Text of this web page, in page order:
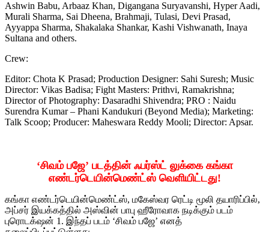
Ashwin Babu, Arbaaz Khan, Digangana Suryavanshi, Hyper Aadi,
Murali Sharma, Sai Dheena, Brahmaji, Tulasi, Devi Prasad,
Ayyappa Sharma, Shakalaka Shankar, Kashi Vishwanath, Inaya
Sultana and others.
Crew:
Editor: Chota K Prasad; Production Designer: Sahi Suresh; Music
Director: Vikas Badisa; Fight Masters: Prithvi, Ramakrishna;
Director of Photography: Dasaradhi Shivendra; PRO : Naidu
Surendra Kumar – Phani Kandukuri (Beyond Media); Marketing:
Talk Scoop; Producer: Maheswara Reddy Mooli; Director: Apsar.
‘சிவம் பஜே’ படத்தின் ஃபர்ஸ்ட் லுக்கை கங்கா
எண்டர்டெயின்மெண்ட்ஸ் வெளியிட்டது!
கங்கா எண்டர்டெயின்மெண்ட்ஸ், மகேஸ்வர ரெட்டி மூலி தயாரிப்பில்,
அப்சர் இயக்கத்தில் அஸ்வின் பாபு ஹீரோவாக நடிக்கும் படம்
புரொடக்‌ஷன் 1. இந்தப் படம் ‘சிவம் பஜே’ எனத்